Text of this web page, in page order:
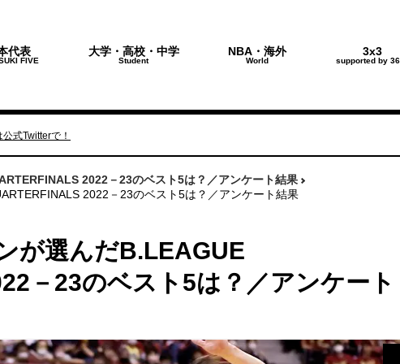
代表
FIVE
大学・高校・中学
Student
NBA・海外
World
3x3
supported by
式Twitterで！
2022－23のベスト5は？／アンケート結果
2022－23のベスト5は？／アンケート結果
が選んだB.LEAGUE
－23のベスト5は？／アンケート